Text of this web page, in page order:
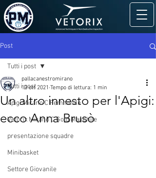
Post
Tutti i post
Apigi Mirano C Femminile
Vetorix Mirano C Gold Maschile
presentazione squadre
Minibasket
Settore Giovanile
Tutti i post
Un altro innesto per l'Apigi:
ecco Anna Brusò
pallacanestromirano
13 ott 2021 Tempo di lettura: 1 min